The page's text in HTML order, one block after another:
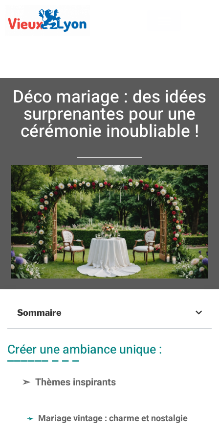
Déco mariage : des idées
surprenantes pour une
cérémonie inoubliable !
Sommaire
Créer une ambiance unique :
Thèmes inspirants
Mariage vintage : charme et nostalgie